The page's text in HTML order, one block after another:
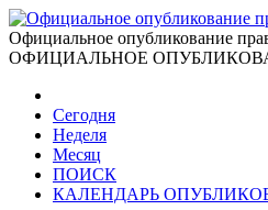
Официальное опубликование
ОФИЦИАЛЬНОЕ
Сегодня
Неделя
Месяц
ПОИСК
КАЛЕНДАРЬ